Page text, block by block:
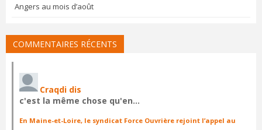
Angers au mois d’août
COMMENTAIRES RÉCENTS
Craqdi dis
c'est la même chose qu'en…
En Maine-et-Loire, le syndicat Force Ouvrière rejoint l’appel au